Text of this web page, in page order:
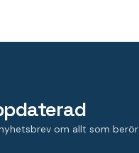
om allt som berör